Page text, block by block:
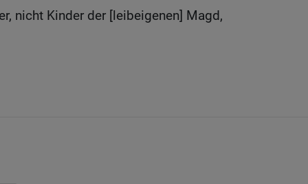
nicht Kinder der [leibeigenen] Magd,